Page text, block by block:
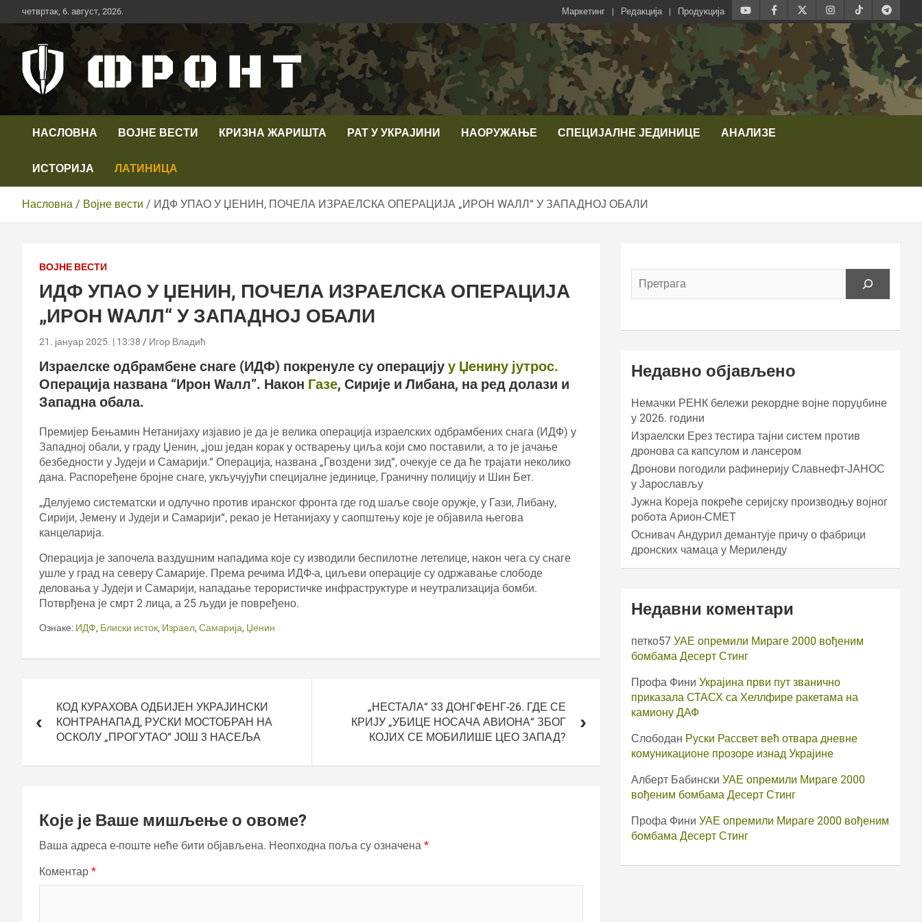
Скип
то
четвртак, 6. август, 2026. Маркетинг Редакција Продукција
Телевизија ФРОНТ
НАСЛОВНА ВОЈНЕ ВЕСТИ КРИЗНА ЖАРИШТА РАТ У УКРАЈИНИ НАОРУЖАЊЕ СПЕЦИЈАЛНЕ ЈЕДИНИЦЕ АНАЛИЗЕ
ИСТОРИЈА ЛАТИНИЦА
Насловна Војне вести ИДФ УПАО У ЏЕНИН, ПОЧЕЛА ИЗРАЕЛСКА ОПЕРАЦИЈА „ИРОН WАЛЛ“ У ЗАПАДНОЈ ОБАЛИ
ВОЈНЕ ВЕСТИ
ИДФ УПАО У ЏЕНИН, ПОЧЕЛА ИЗРАЕЛСКА ОПЕРАЦИЈА
„ИРОН WАЛЛ“ У ЗАПАДНОЈ ОБАЛИ
21. јануар 2025. | 13:38 Игор Владић
Израелске одбрамбене снаге (ИДФ) покренуле су операцију у Џенину јутрос.
Операција названа “Ирон Wалл”. Након Газе, Сирије и Либана, на ред долази и
Западна обала.
Премијер Бењамин Нетанијаху изјавио је да је велика операција израелских одбрамбених снага (ИДФ) у
Западној обали, у граду Џенин, „још један корак у остварењу циља који смо поставили, а то је јачање
безбедности у Јудеји и Самарији.“ Операција, названа „Гвоздени зид“, очекује се да ће трајати неколико
дана. Распоређене бројне снаге, укључујући специјалне јединице, Граничну полицију и Шин Бет.
„Делујемо систематски и одлучно против иранског фронта где год шаље своје оружје, у Гази, Либану,
Сирији, Јемену и Јудеји и Самарији“, рекао је Нетанијаху у саопштењу које је објавила његова
канцеларија.
Операција је започела ваздушним нападима које су изводили беспилотне летелице, након чега су снаге
ушле у град на северу Самарије. Према речима ИДФ-а, циљеви операције су одржавање слободе
деловања у Јудеји и Самарији, нападање терористичке инфраструктуре и неутрализација бомби.
Потврђена је смрт 2 лица, а 25 људи је повређено.
Ознаке: ИДФ, Блиски исток, Израел, Самарија, Џенин
чланкаКОД КУРАХОВА ОДБИЈЕН УКРАЈИНСКИ
КОНТРАНАПАД, РУСКИ МОСТОБРАН НА
ОСКОЛУ „ПРОГУТАО“ ЈОШ 3 НАСЕЉА
„НЕСТАЛА“ 33 ДОНГФЕНГ-26. ГДЕ СЕ
КРИЈУ „УБИЦЕ НОСАЧА АВИОНА“ ЗБОГ
КОЈИХ СЕ МОБИЛИШЕ ЦЕО ЗАПАД?
Које је Ваше мишљење о овоме?
Ваша адреса е-поште неће бити објављена. Неопходна поља су означена *
Коментар *
Недавно објављено
Немачки РЕНК бележи рекордне војне поруџбине
у 2026. години
Израелски Ерез тестира тајни систем против
дронова са капсулом и лансером
Дронови погодили рафинерију Славнефт-ЈАНОС
у Јарослављу
Јужна Кореја покреће серијску производњу војног
робота Арион-СМЕТ
Оснивач Андурил демантује причу о фабрици
дронских чамаца у Мериленду
Недавни коментари
петко57 УАЕ опремили Мираге 2000 вођеним
бомбама Десерт Стинг
Профа Фини Украјина први пут званично
приказала СТАСХ са Хеллфире ракетама на
камиону ДАФ
Слободан Руски Рассвет већ отвара дневне
комуникационе прозоре изнад Украјине
Алберт Бабински УАЕ опремили Мираге 2000
вођеним бомбама Десерт Стинг
Профа Фини УАЕ опремили Мираге 2000 вођеним
бомбама Десерт Стинг